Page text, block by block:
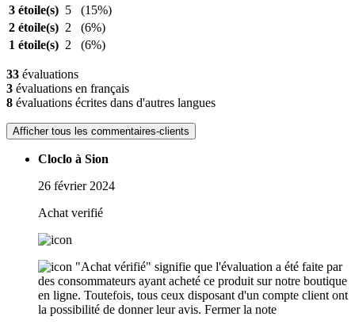
3 étoile(s) 5
(15%)
2 étoile(s) 2
(6%)
1 étoile(s) 2 (6%)
33 évaluations
3 évaluations en français
8 évaluations écrites dans d'autres langues
Afficher tous les commentaires-clients
Cloclo à Sion
26 février 2024
Achat verifié
"Achat vérifié" signifie que l'évaluation a été faite par
des consommateurs ayant acheté ce produit sur notre boutique
en ligne. Toutefois, tous ceux disposant d'un compte client ont
la possibilité de donner leur avis. Fermer la note